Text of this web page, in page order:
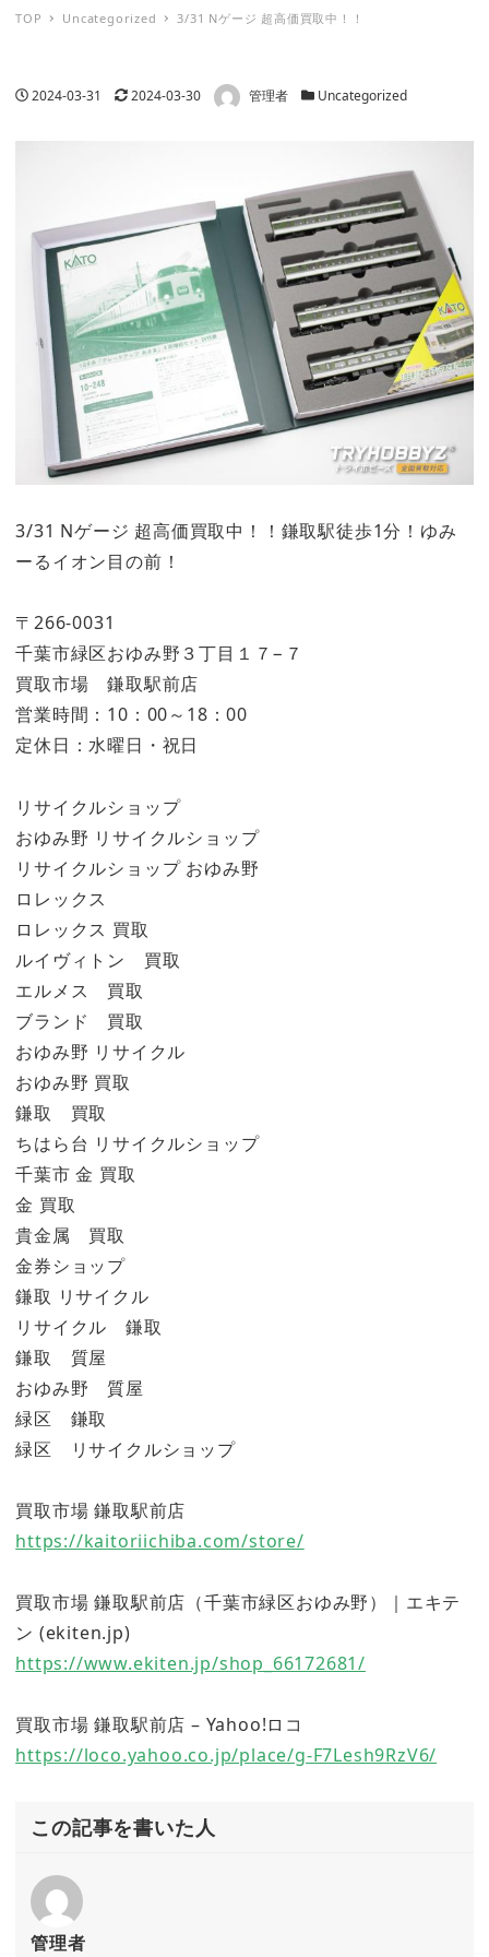
TOP Uncategorized 3/31 Nゲージ 超高価買取中！！
投稿日
2024-03-31 更新日
2024-03-30 著者 管理者 カテゴリー
Uncategorized
3/31 Nゲージ 超高価買取中！！鎌取駅徒歩1分！ゆみ
ーるイオン目の前！
〒266-0031
千葉市緑区おゆみ野３丁目１７−７
買取市場 鎌取駅前店
営業時間：10：00～18：00
定休日：水曜日・祝日
リサイクルショップ
おゆみ野 リサイクルショップ
リサイクルショップ おゆみ野
ロレックス
ロレックス 買取
ルイヴィトン 買取
エルメス 買取
ブランド 買取
おゆみ野 リサイクル
おゆみ野 買取
鎌取 買取
ちはら台 リサイクルショップ
千葉市 金 買取
金 買取
貴金属 買取
金券ショップ
鎌取 リサイクル
リサイクル 鎌取
鎌取 質屋
おゆみ野 質屋
緑区 鎌取
緑区 リサイクルショップ
買取市場 鎌取駅前店
https://kaitoriichiba.com/store/
買取市場 鎌取駅前店（千葉市緑区おゆみ野）｜エキテ
ン (ekiten.jp)
https://www.ekiten.jp/shop_66172681/
買取市場 鎌取駅前店 – Yahoo!ロコ
https://loco.yahoo.co.jp/place/g-F7Lesh9RzV6/
この記事を書いた人
管理者